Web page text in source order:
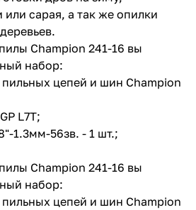
или сарая, а так же опилки
Champion 241-16 вы
набор:
цепей и шин Champion
L7T;
1.3мм-56зв. - 1 шт.;
Champion 241-16 вы
набор:
цепей и шин Champion